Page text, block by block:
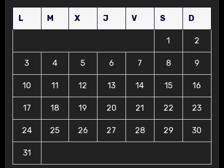
L M X J V S D
1 2
3 4 5 6 7 8 9
10 11 12 13 14 15 16
17 18 19 20 21 22 23
24 25 26 27 28 29 30
31